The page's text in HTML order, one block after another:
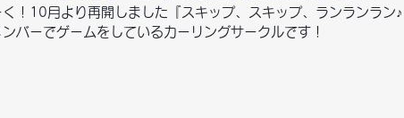
！10月より再開しました『スキップ、スキップ、ランランラン
バーでゲームをしているカーリングサークルです！